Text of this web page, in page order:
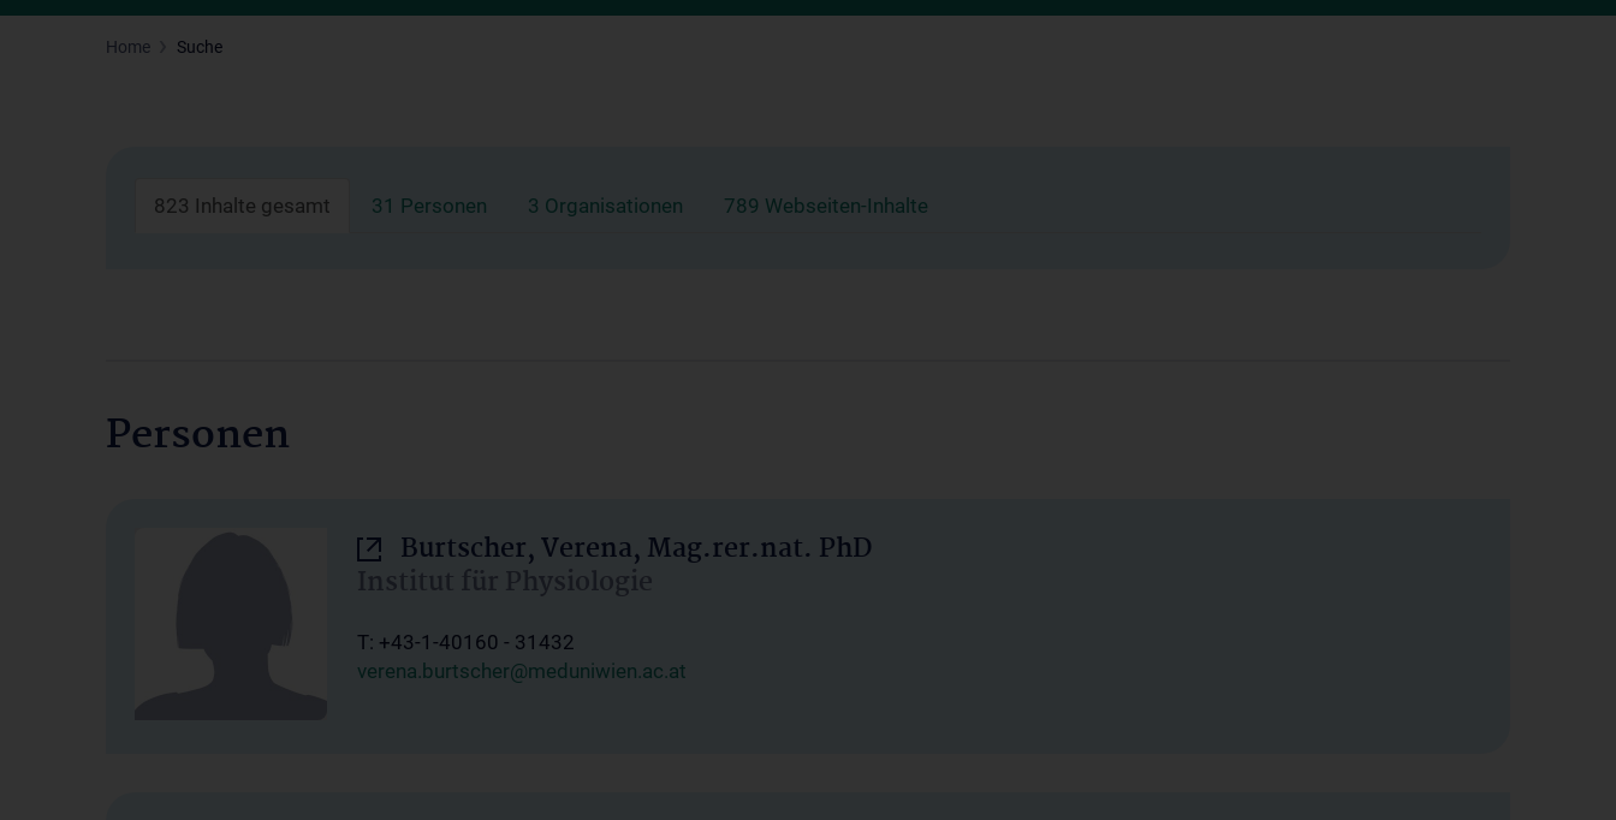
Home Suche
823 Inhalte gesamt 31 Personen 3 Organisationen 789 Webseiten-Inhalte
Personen
Burtscher, Verena, Mag.rer.nat. PhD
Institut für Physiologie
T: +43-1-40160 - 31432
verena.burtscher@meduniwien.ac.at